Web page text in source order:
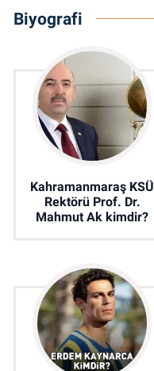
Biyografi
Kahramanmaraş KSÜ
Rektörü Prof. Dr.
Mahmut Ak kimdir?